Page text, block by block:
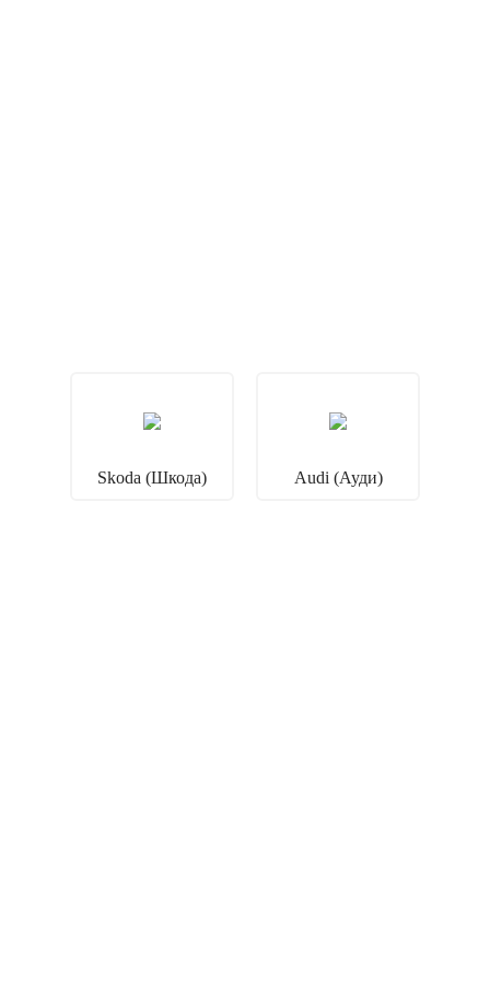
Skoda (Шкода) Audi (Ауди)